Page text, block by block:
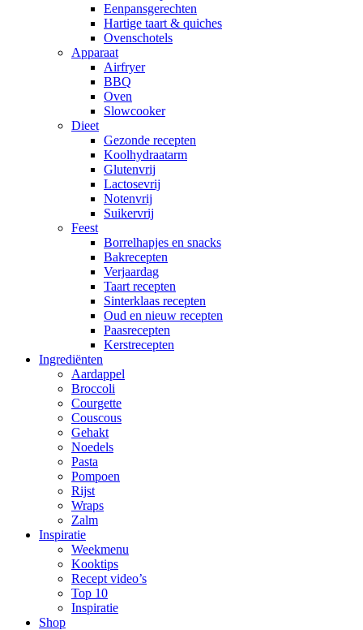
Eenpansgerechten
Hartige taart & quiches
Ovenschotels
Apparaat
Airfryer
BBQ
Oven
Slowcooker
Dieet
Gezonde recepten
Koolhydraatarm
Glutenvrij
Lactosevrij
Notenvrij
Suikervrij
Feest
Borrelhapjes en snacks
Bakrecepten
Verjaardag
Taart recepten
Sinterklaas recepten
Oud en nieuw recepten
Paasrecepten
Kerstrecepten
Ingrediënten
Aardappel
Broccoli
Courgette
Couscous
Gehakt
Noedels
Pasta
Pompoen
Rijst
Wraps
Zalm
Inspiratie
Weekmenu
Kooktips
Recept video’s
Top 10
Inspiratie
Shop